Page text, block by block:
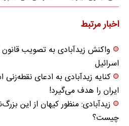
مراجعه حضوری
نامه ▶
اخبار مرتبط
واکنش زیدآبادی به تصویب
اسرائیل
کنایه زیدآبادی به ادعای
ایران را هدف می‌گیرد!
زیدآبادی: منظور کیهان از این
چیست؟